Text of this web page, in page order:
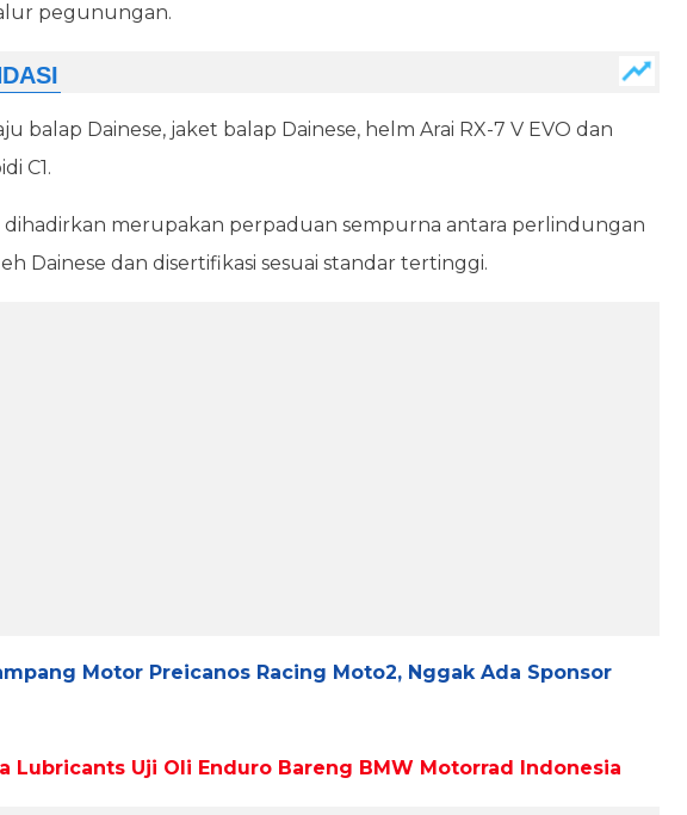
pegunungan.
balap Dainese, jaket balap Dainese, helm Arai RX-7 V EVO dan
C1.
merupakan perpaduan sempurna antara perlindungan
Dainese dan disertifikasi sesuai standar tertinggi.
Motor Preicanos Racing Moto2, Nggak Ada Sponsor
Lubricants Uji Oli Enduro Bareng BMW Motorrad Indonesia